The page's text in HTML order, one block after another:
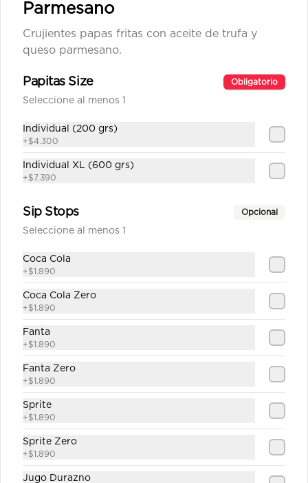
Sprite
Parmesano
Crujientes papas fritas con aceite de trufa y
queso parmesano.
Papitas Size Obligatorio
Seleccione al menos 1
Individual (200 grs)
+$4.300
Individual XL (600 grs)
+$7.390
Sip Stops Opcional
Seleccione al menos 1
Coca Cola
+$1.890
Coca Cola Zero
+$1.890
Fanta
+$1.890
Fanta Zero
+$1.890
Sprite
+$1.890
Sprite Zero
+$1.890
Jugo Durazno